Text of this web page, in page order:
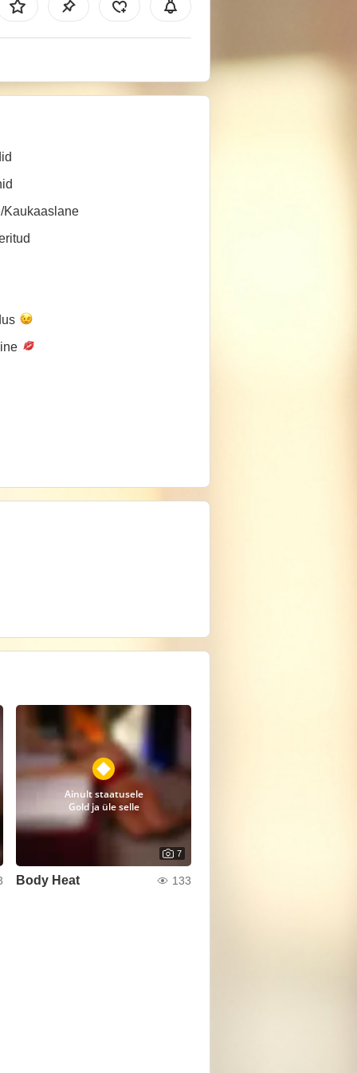
Kaukaaslane
Ainult staatusele
Gold ja üle selle
7
Body Heat 133